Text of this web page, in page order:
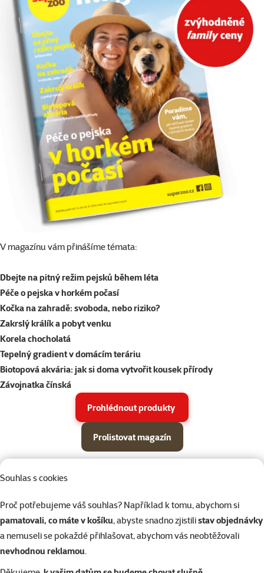
Souhlas s cookies
Proč potřebujeme váš souhlas? Například k tomu, abychom si
pamatovali, co máte v košíku, abyste snadno zjistilistav objednávky
a nemuseli se pokaždé přihlašovat, abychom vás neobtěžovali
nevhodnou reklamou.
V magazínu vám přinášíme témata:
Dbejte na pitný režim pejsků během léta
Péče o pejska v horkém počasí
Kočka na zahradě: svoboda, nebo riziko?
Zakrslý králík a pobyt venku
Korela chocholatá
Tepelný gradient v domácím teráriu
Biotopová akvária: jak si doma vytvořit kousek přírody
Závojnatka čínská
Prohlédnout produkty
Prolistovat magazín
Kočky
Drobní savci
Parametrický filtr
Vybrané filtry
Produkty v akci Super zoo magazín léto 2026